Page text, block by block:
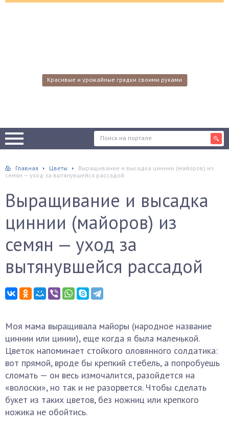
Красивые и урожайные грядки своими руками
Главная Цветы
Выращивание и высадка циннии (майоров) из
семян — уход за вытянувшейся рассадой
Выращивание и высадка
циннии (майоров) из
семян — уход за
вытянувшейся рассадой
Моя мама выращивала майоры (народное название
циннии или цинии), еще когда я была маленькой.
Цветок напоминает стойкого оловянного солдатика:
вот прямой, вроде бы крепкий стебель, а попробуешь
сломать — он весь измочалится, разойдется на
«волоски», но так и не разорвется. Чтобы сделать
букет из таких цветов, без ножниц или крепкого
ножика не обойтись.